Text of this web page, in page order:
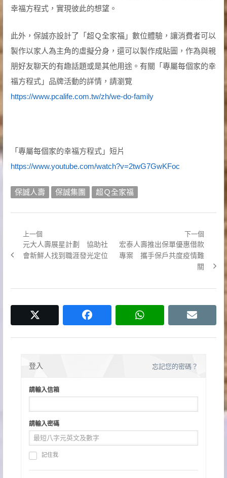
幸福方程式，實現彼此的想望。
此外，保誠亦設計了「超Ｑ全家福」數位體驗，讓消費者可以
製作以家人為主角的虛擬分身，還可以製作成貼圖，作為與親
朋好友聊天的有趣話題或是其他用途。有關「專屬每個家的幸
福方程式」品牌活動的詳情，請瀏覽
https://www.pcalife.com.tw/zh/we-do-family
「專屬每個家的幸福方程式」短片
https://www.youtube.com/watch?v=2twG7GwKFoc
保誠人壽 保誠集團 超Ｑ全家福
章
覽
上一個
Previous
post:
元大人壽展星計劃 協助社
會新鮮人找到職涯發光定位
下一個
Next
post:
宏泰人壽推出保單優惠借款
專案 攜手保戶共度疫情難
關
facebook whatsapp email
登入 忘記您的密碼？
請輸入信箱
請輸入密碼
記住我